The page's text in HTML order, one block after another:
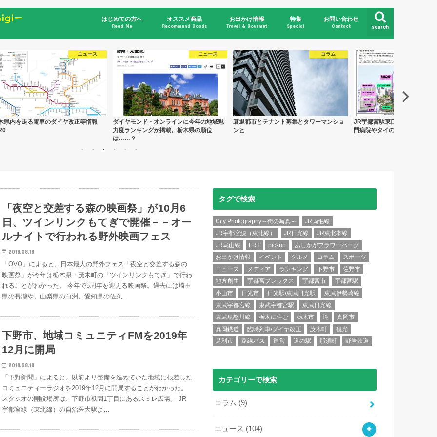
search
はじめての方へ
Read Me
オススメ商品
Recommend Goods
お出かけ情報
Travel & Gourmet
特集
Special
お問い合わせ
Contact
ニュース
県内を走る電車のダイヤ改正等情報
ニュース
ダイヤモンド・オンラインに今年の地域魅
力度ランキングが掲載。栃木県の順位
は……？
コラム
衰退都市とテナント募集とタワーマンショ
ンと
JR宇都宮駅東口の施設詳細が
門病院やタイの5つ星ホテルが
「夜空と交差する森の映画祭」が10月6
日、ツインリンクもてぎで開催－－オー
ルナイトで行われる野外映画フェス
2018.08.18
「OVO」によると、日本最大の野外フェス「夜空と交差する森の
映画祭」が今年は栃木県・茂木町の「ツインリンクもてぎ」で行わ
れることがわかった。 今年で5周年を迎える映画祭。過去には埼玉
県の長瀞や、山梨県の白洲、愛知県の佐久…
下野市、地域コミュニティFMを2019年
12月に開局
2018.08.18
「下野新聞」によると、以前より整備を進めていた地域に根差した
コミュニティーラジオを2019年12月に開局することがわかった。
スタジオの開設場所は、下野市祇園1丁目にあるスミレ広場。 JR
宇都宮線（東北線）の自治医大駅よ…
タグで検索
City Photography～街の写真～
JR両毛線
JR宇都宮線（東北線）
JR日光線
JR東北本線
JR烏山線
LRT pickup
あしかがフラワーパーク
お出かけ情報
イベント グルメ コラム
スポーツ
ニュース
メディア ランキング 下野市
佐野市
地方創生
宇都宮ブレックス 宇都宮市
宇都宮駅
小山市
日光市 日光駅/東武日光駅
東武伊勢崎線
東武宇都宮線
東武宇都宮駅
東武日光線
東武鬼怒川線
栃木に住む 栃木市 滝
真岡市
真岡鐡道
臨時列車/ダイヤ改正 茂木町
観光
足利市
路線バス 運営 道の駅 那須町 野岩鉄道
カテゴリーで検索
コラム (9)
ニュース (104)